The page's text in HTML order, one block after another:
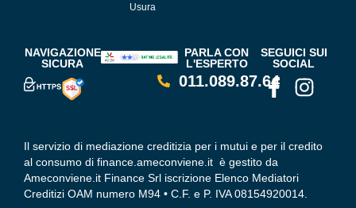
Usura
NAVIGAZIONE
SICURA
PARLA CON
L'ESPERTO
011.089.87.64
SEGUICI SUI
SOCIAL
Il servizio di mediazione creditizia per i mutui e per il credito
al consumo di finance.ameconviene.it è gestito da
Ameconviene.it Finance Srl iscrizione Elenco Mediatori
Creditizi OAM numero M94 • C.F. e P. IVA 08154920014.